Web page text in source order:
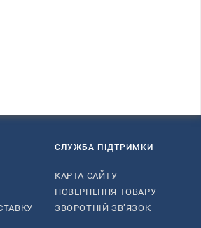
СЛУЖБА ПІДТРИМКИ
КАРТА САЙТУ
ПОВЕРНЕННЯ ТОВАРУ
ЗВОРОТНІЙ ЗВ’ЯЗОК